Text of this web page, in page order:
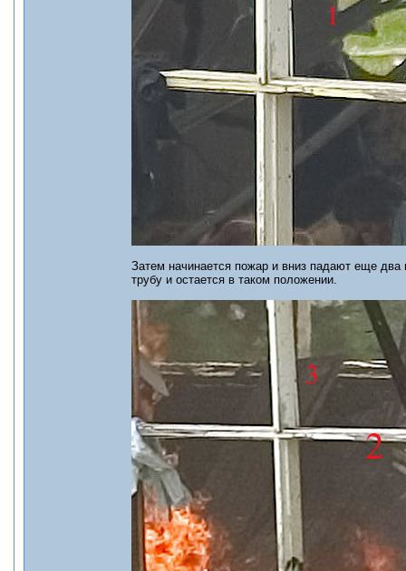
Затем начинается пожар и вниз падают еще
трубу и остается в таком положении.